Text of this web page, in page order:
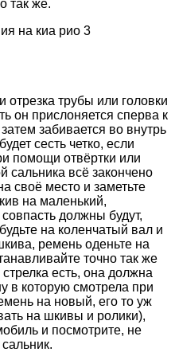
так же.
на киа рио 3
трубы или головки
он прислоняется сперва к
забивается во внутрь
сесть четко, если
помощи отвёртки или
сальника всё закончено
своё место и заметьте
на маленький,
должны будут,
на коленчатый вал и
ремень оденьте на
точно так же
есть, она должна
в которую смотрела при
на новый, его то уж
на шкивы и ролики),
и посмотрите, не